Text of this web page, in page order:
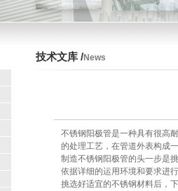
技术文库 /News
不锈钢阳极管是一种具有很高
的处理工艺，在管道外表构成
制造不锈钢阳极管的头一步是
依据详细的运用环境和要求进
挑选好适宜的不锈钢材料后，